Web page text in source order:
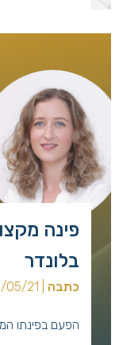
פינה
בלונדר
כתבה
הפעם בפינתו